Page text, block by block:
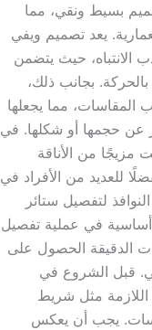
بسيط ونقي، مما
يعد تصميم ويفي
الانتباه، حيث يتضمن
بجانب ذلك،
مما يجعلها
عن حجمها أو شكلها. في
مزيجًا من الأناقة
للعديد من الأفراد في
لتفصيل ستائر
أساسية في عملية تفصيل
الدقيقة الحصول على
قبل الشروع في
اللازمة مثل شريط
يجب أن يعكس